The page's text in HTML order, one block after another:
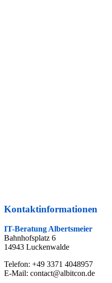
Kontaktinformationen
IT-Beratung Albertsmeier
Bahnhofsplatz 6
14943 Luckenwalde
Telefon: +49 3371 4048957
E-Mail: contact@albitcon.de